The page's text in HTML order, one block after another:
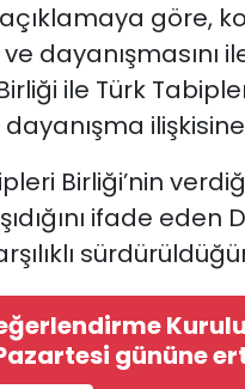
göre,
dayanışmasını
ile Türk
Birliği’nin
ifade eden
Kurulu
gününe